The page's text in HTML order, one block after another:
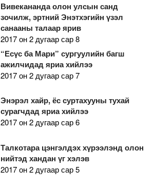
Вивекананда олон улсын санд
зочилж, эртний Энэтхэгийн үзэл
санааны талаар ярив
2017 он 2 дугаар сар 8
“Есүс ба Мари” сургуулийн багш
ажилчидад яриа хийлээ
2017 он 2 дугаар сар 7
Энэрэл хайр, ёс суртахууны тухай
сурагчдад яриа хийлээ
2017 он 2 дугаар сар 6
Талкотара цэнгэлдэх хүрээлэнд олон
нийтэд хандан үг хэлэв
2017 он 2 дугаар сар 5